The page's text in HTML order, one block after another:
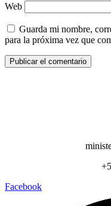
Web
Guarda mi nombre,
para la próxima vez que
Facebook